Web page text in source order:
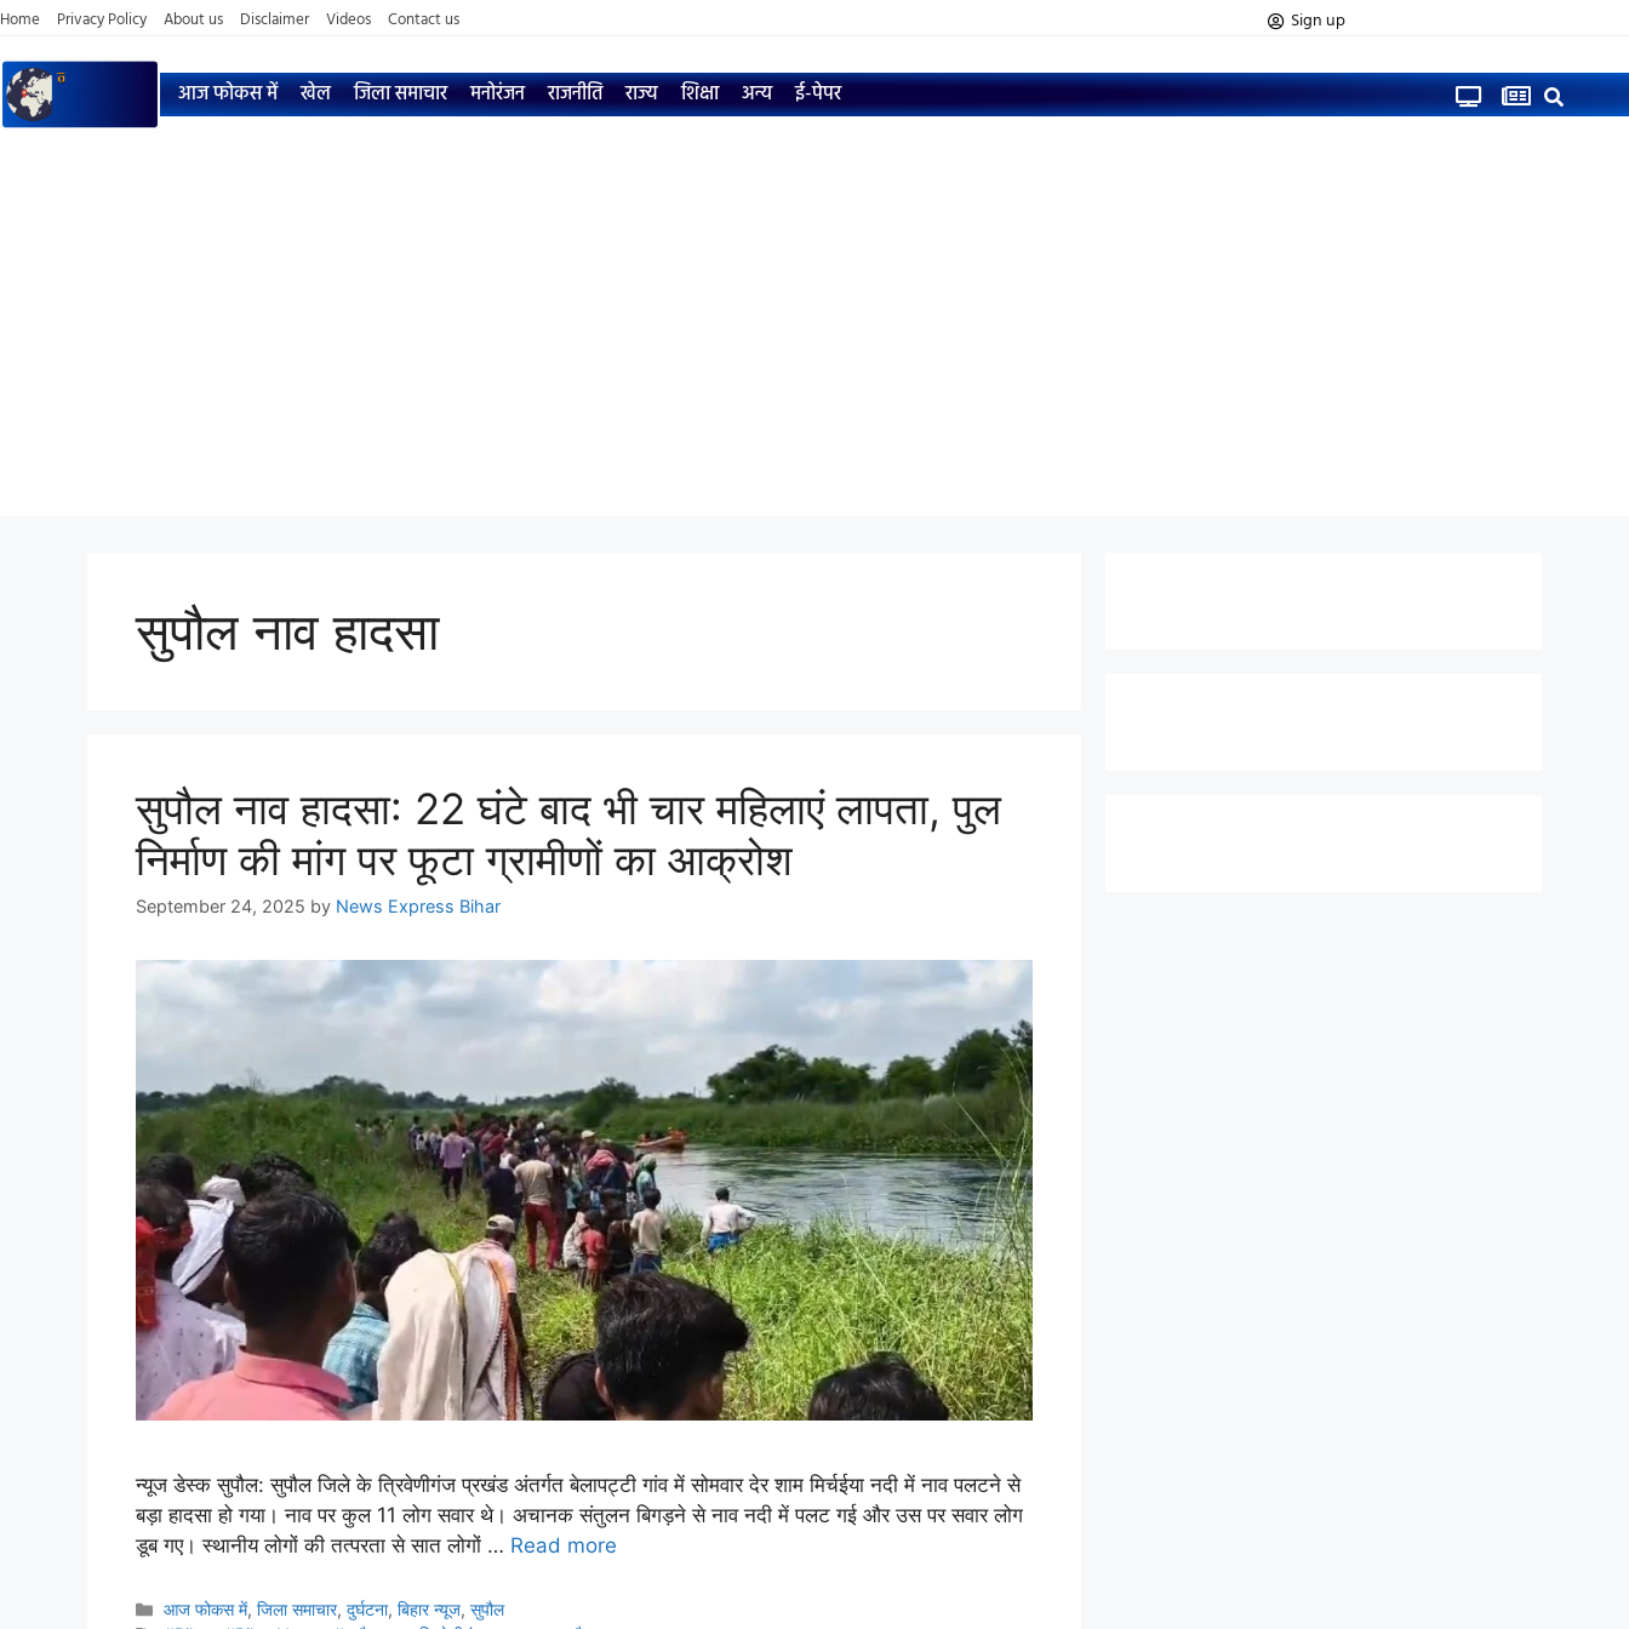
Home Privacy Policy About us Disclaimer Videos Contact us Sign up
आज फोकस में खेल जिला समाचार मनोरंजन राजनीति राज्य शिक्षा अन्य ई-पेपर
सुपौल नाव हादसा
सुपौल नाव हादसा: 22 घंटे बाद भी चार महिलाएं लापता, पुल
निर्माण की मांग पर फूटा ग्रामीणों का आक्रोश
September 24, 2025 by News Express Bihar
न्यूज डेस्क सुपौल: सुपौल जिले के त्रिवेणीगंज प्रखंड अंतर्गत बेलापट्टी गांव में सोमवार देर शाम मिर्चईया नदी में नाव पलटने से
बड़ा हादसा हो गया। नाव पर कुल 11 लोग सवार थे। अचानक संतुलन बिगड़ने से नाव नदी में पलट गई और उस पर सवार लोग
डूब गए। स्थानीय लोगों की तत्परता से सात लोगों … Read more
आज फोकस में,जिला समाचार,दुर्घटना,बिहार न्यूज,सुपौल